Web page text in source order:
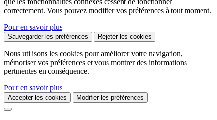
que les fonctionnalités connexes cessent de fonctionner
correctement. Vous pouvez modifier vos préférences à tout moment.
Pour en savoir plus
Sauvegarder les préférences Rejeter les cookies
Nous utilisons les cookies pour améliorer votre navigation,
mémoriser vos préférences et vous montrer des informations
pertinentes en conséquence.
Pour en savoir plus
Accepter les cookies Modifier les préférences